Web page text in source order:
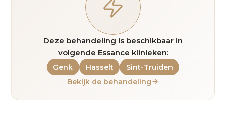
Deze behandeling is beschikbaar in
volgende Essance klinieken:
Genk Hasselt
Sint-Truiden
Bekijk de behandeling